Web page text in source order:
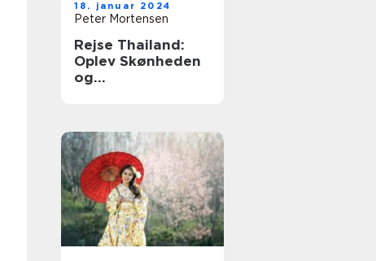
18. januar 2024
Peter Mortensen
Rejse Thailand:
Oplev Skønheden
og